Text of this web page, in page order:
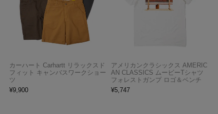
カーハート Carhartt リラックスド
フィット キャンバスワークショー
ツ
¥9,900
アメリカンクラシックス AMERIC
AN CLASSICS ムービーTシャツ
フォレストガンプ ロゴ＆ベンチ
¥5,747